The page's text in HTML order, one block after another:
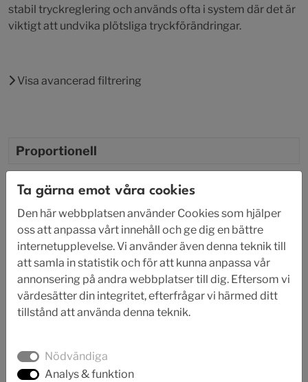
stabil tryckreglering och används ofta i system där det är
viktigt att undvika plötsliga tryckförändringar.
Visa avancerad filtrering
Proportionell
Ta gärna emot våra cookies
Den här webbplatsen använder Cookies som hjälper
oss att anpassa vårt innehåll och ge dig en bättre
internetupplevelse. Vi använder även denna teknik till
att samla in statistik och för att kunna anpassa vår
annonsering på andra webbplatser till dig. Eftersom vi
värdesätter din integritet, efterfrågar vi härmed ditt
tillstånd att använda denna teknik.
Nödvändiga
Analys & funktion